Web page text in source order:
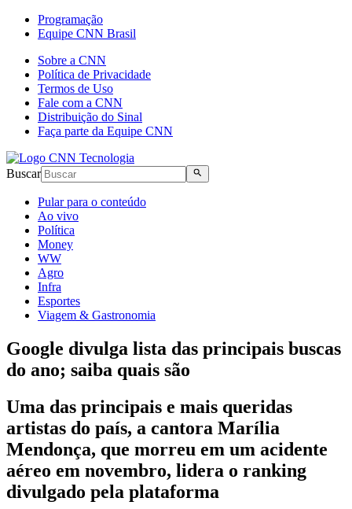
Programação
Equipe CNN Brasil
Sobre a CNN
Política de Privacidade
Termos de Uso
Fale com a CNN
Distribuição do Sinal
Faça parte da Equipe CNN
Buscar
Pular para o conteúdo
Ao vivo
Política
Money
WW
Agro
Infra
Esportes
Viagem & Gastronomia
Google divulga lista das principais buscas
do ano; saiba quais são
Uma das principais e mais queridas
artistas do país, a cantora Marília
Mendonça, que morreu em um acidente
aéreo em novembro, lidera o ranking
divulgado pela plataforma